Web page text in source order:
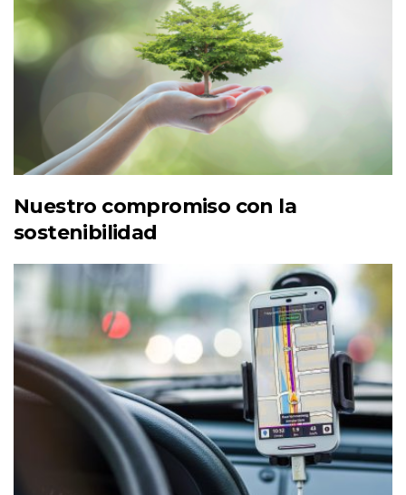
Nuestro compromiso con la
sostenibilidad